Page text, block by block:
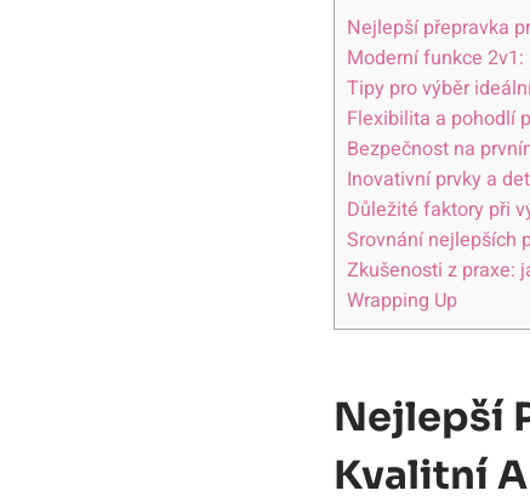
Nejlepší přepravka
Moderní funkce
Tipy pro výběr
Flexibilita a pohodlí
Bezpečnost na
Inovativní prvky a
Důležité faktory při
Srovnání nejlepších
Zkušenosti z praxe:
Wrapping Up
Nejlepší
Kvalitní